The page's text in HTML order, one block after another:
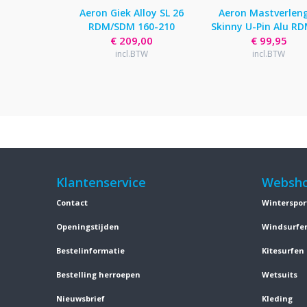
Aeron Giek Alloy SL 26
RDM/SDM 160-210
€ 209,00
incl.BTW
Aeron
Skinny U-Pin Alu
€ 99,95
incl.BTW
Klantenservice
Contact
Openingstijden
Bestelinformatie
Bestelling herroepen
Nieuwsbrief
Kitesurfen
Wetsuits
Kleding